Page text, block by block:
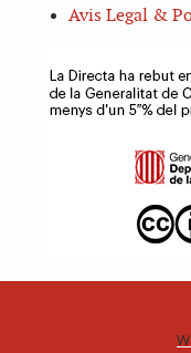
Avis Legal &